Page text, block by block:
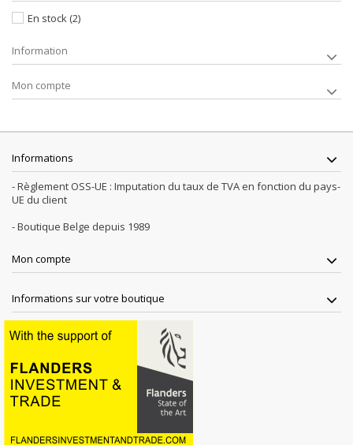
En stock (2)
Information
Mon compte
Informations
- Règlement OSS-UE : Imputation du taux de TVA en fonction du pays-
UE du client
- Boutique Belge depuis 1989
Mon compte
Informations sur votre boutique